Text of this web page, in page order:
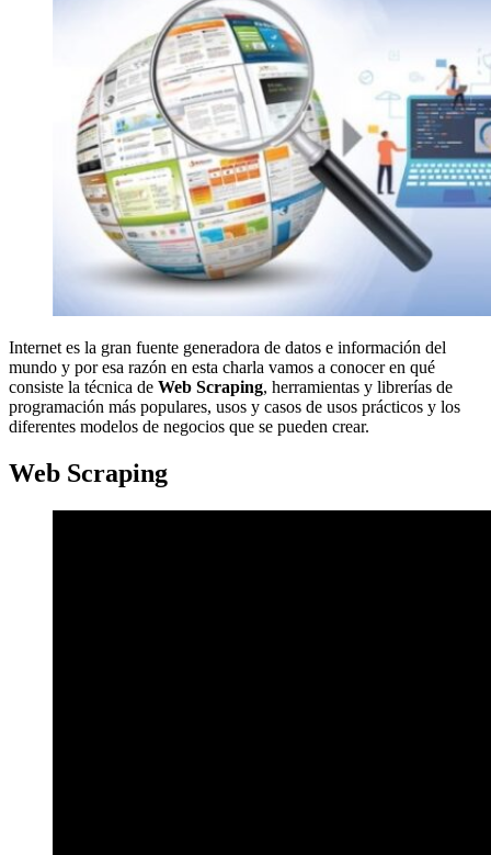
Internet es la gran fuente generadora de datos e información del
mundo y por esa razón en esta charla vamos a conocer en qué
consiste la técnica de Web Scraping, herramientas y librerías de
programación más populares, usos y casos de usos prácticos y los
diferentes modelos de negocios que se pueden crear.
Web Scraping